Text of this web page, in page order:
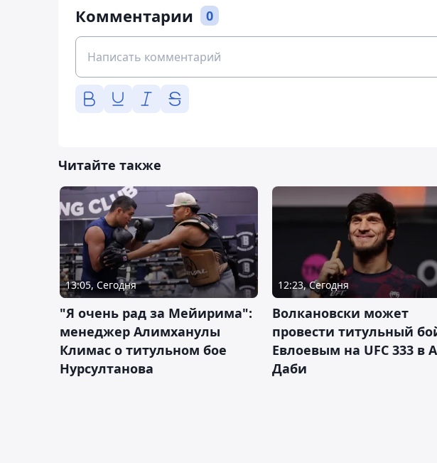
Комментарии 0
Читайте также
13:05, Сегодня
"Я очень рад за Мейирима":
менеджер Алимханулы
Климас о титульном бое
Нурсултанова
12:23, Сегодня
Волкановски может
провести титульный
Евлоевым на UFC 333 в
Даби